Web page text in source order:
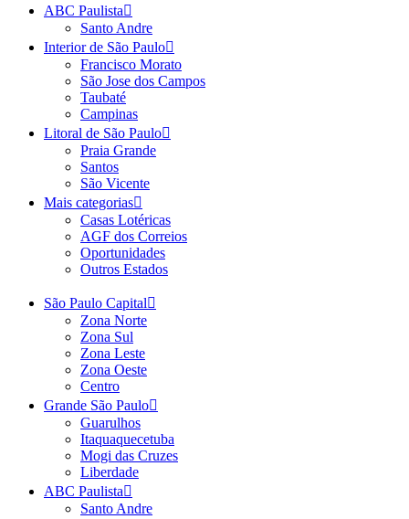
ABC Paulista
Santo Andre
Interior de São Paulo
Francisco Morato
São Jose dos Campos
Taubaté
Campinas
Litoral de São Paulo
Praia Grande
Santos
São Vicente
Mais categorias
Casas Lotéricas
AGF dos Correios
Oportunidades
Outros Estados
São Paulo Capital
Zona Norte
Zona Sul
Zona Leste
Zona Oeste
Centro
Grande São Paulo
Guarulhos
Itaquaquecetuba
Mogi das Cruzes
Liberdade
ABC Paulista
Santo Andre